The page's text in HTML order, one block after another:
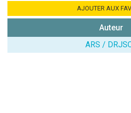
(En cliquant sur 'Valider',
AJOUTER AUX
Auteur
ARS /